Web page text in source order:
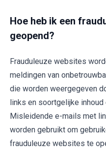
Hoe heb ik een
geopend?
Frauduleuze websites
meldingen van
die worden weergegeven
links en soortgelijke
Misleidende e-mails met
worden gebruikt om
frauduleuze websites te